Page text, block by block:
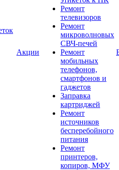
Акции
Ремонт
телевизоров
Ремонт
микроволновых
СВЧ-печей
Ремонт
мобильных
телефонов,
смартфонов и
гаджетов
Заправка
картриджей
Ремонт
источников
бесперебойного
питания
Ремонт
принтеров,
копиров, МФУ